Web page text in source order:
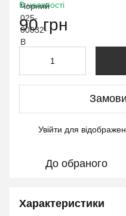
В наявності
90 грн
Увійти для
До обраного
Характеристики